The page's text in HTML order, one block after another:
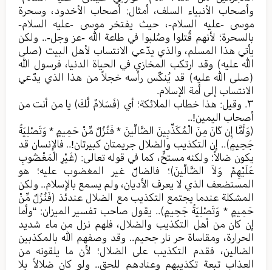
وأصحاب الأنبياء السلف، أمثال: أصحاب الأخدود، وسحرة
موسى -عليه السلام-، حيث يفتخر موسى -عليه السلام-
بالسحرة؛ لأنهم قُتلوا وصُلبوا في طاعة الله -عز وجل-.. ولكن
يأتي هذا المسلم، والذي يدّعي الانتساب لأهل البيت (صلی
الله عليه) وقد ارتكب المخازي في الحياة الدنيا، فرسول الله
(صلی الله عليه) قد يُنكّس رأسه خجلاً من هذا الذي يدّعي
الانتساب إلى أمة الإسلام.
٣. وقيل: هذا خطاب الملائكة؛ أي ﴿فَسَلامٌ لَّكَ﴾ يا من أنت من
أصحاب اليمين!..
﴿وَأَمَّا إِن كَانَ مِنَ الْمُكَذِّبِينَ الضَّالِّينَ * فَنُزُلٌ مِّنْ حَمِيمٍ * وَتَصْلِيَةُ
جَحِيمٍ﴾.. إن التكذيب والضلال جريمتان كبيرتان!.. فالإنسان قد
يكون ضالاً؛ ولكنه مستحٍّ، كما في قوله تعالى: ﴿غَيْرِ الْمَغْضُوبِ
عَلَيْهِمْ وَلاَ الضَّالِّينَ﴾؛ فالضالّ غير المغضوب عليه؛ هو
المستضعف الذي لا يعرف الأديان، ولم يسمع بالإسلام.. ولكن
المشكلة عندما يجتمع التكذيب مع الضلال عندئذ ﴿فَنُزُلٌ مِّنْ
حَمِيمٍ * وَتَصْلِيَةُ جَحِيمٍ﴾.. يقول صاحب تفسير الميزان: “وأما
إن كان من أهل التكذيب والضلال، فلهم نزل من ماء شديد
الحرارة، ومقاساة حر نار جحيم.. وقد وصفهم الله بالمكذبين
الضالين، فقدم التكذيب على الضلال؛ لأن ما يلقونه من
العذاب تبعة تكذيبهم وعنادهم للحق.. ولو كان ضلالاً بلا